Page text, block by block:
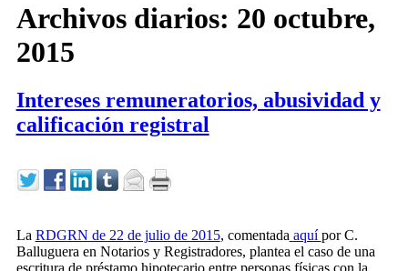
Archivos diarios: 20 octubre,
2015
Intereses remuneratorios, abusividad y
calificación registral
La RDGRN de 22 de julio de 2015, comentada aquípor C.
Balluguera en Notarios y Registradores, plantea el caso de una
escritura de préstamo hipotecario entre personas físicas con la